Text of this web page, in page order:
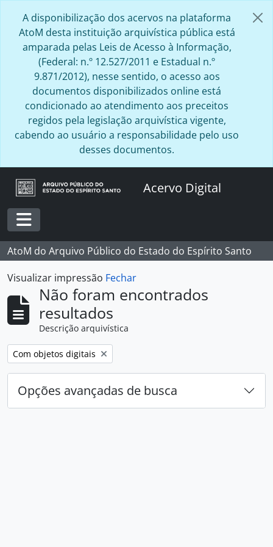
A disponibilização dos acervos na plataforma
AtoM desta instituição arquivística pública está
amparada pelas Leis de Acesso à Informação,
(Federal: n.º 12.527/2011 e Estadual n.º
9.871/2012), nesse sentido, o acesso aos
documentos disponibilizados online está
condicionado ao atendimento aos preceitos
regidos pela legislação arquivística vigente,
cabendo ao usuário a responsabilidade pelo uso
desses documentos.
Acervo Digital
Toggle navigation
AtoM do Arquivo Público do Estado do Espírito Santo
Visualizar impressão Fechar
Não foram encontrados
resultados
Descrição arquivística
Remover filtro:
Com objetos digitais
Opções avançadas de busca